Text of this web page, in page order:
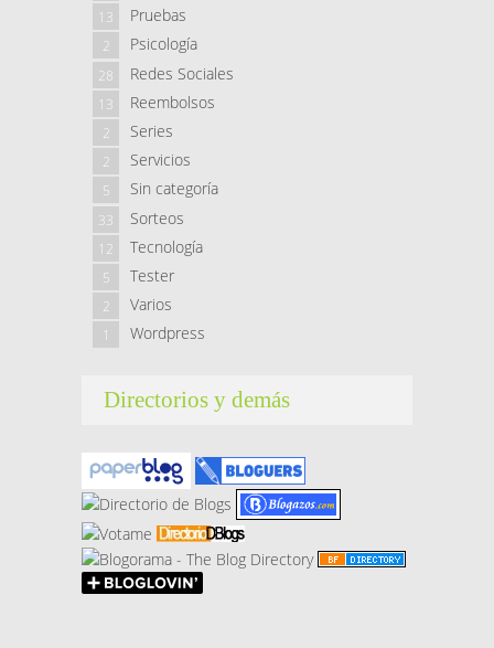
Pruebas
13
Psicología
2
Redes Sociales
28
Reembolsos
13
Series
2
Servicios
2
Sin categoría
5
Sorteos
33
Tecnología
12
Tester
5
Varios
2
Wordpress
1
Directorios y demás